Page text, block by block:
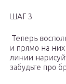
ШАГ 3
Теперь
и прямо на них
линии
забудьте про